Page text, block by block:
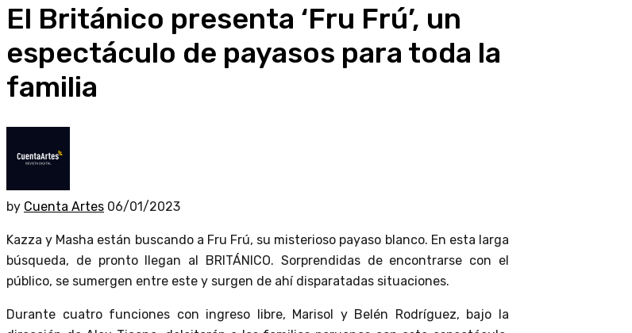
El Británico presenta ‘Fru Frú’, un
espectáculo de payasos para toda la
familia
by Cuenta Artes 06/01/2023
Kazza y Masha están buscando a Fru Frú, su misterioso payaso blanco. En esta larga
búsqueda, de pronto llegan al BRITÁNICO. Sorprendidas de encontrarse con el
público, se sumergen entre este y surgen de ahí disparatadas situaciones.
Durante cuatro funciones con ingreso libre, Marisol y Belén Rodríguez, bajo la